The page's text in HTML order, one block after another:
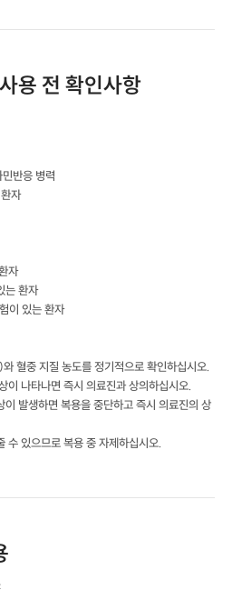
용 전 확인사항
반응 병력
자
자
는 환자
이 있는 환자
혈중 지질 농도를 정기적으로 확인하십시오.
나타나면 즉시 의료진과 상의하십시오.
발생하면 복용을 중단하고 즉시 의료진의 상
있으므로 복용 중 자제하십시오.